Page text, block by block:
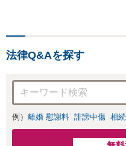
法律Q&Aを探す
例） 離婚 慰謝料 誹謗中傷 相